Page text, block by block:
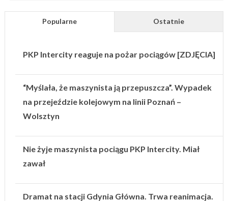
Popularne Ostatnie
PKP Intercity reaguje na pożar pociągów [ZDJĘCIA]
“Myślała, że maszynista ją przepuszcza”. Wypadek
na przejeździe kolejowym na linii Poznań –
Wolsztyn
Nie żyje maszynista pociągu PKP Intercity. Miał
zawał
Dramat na stacji Gdynia Główna. Trwa reanimacja.